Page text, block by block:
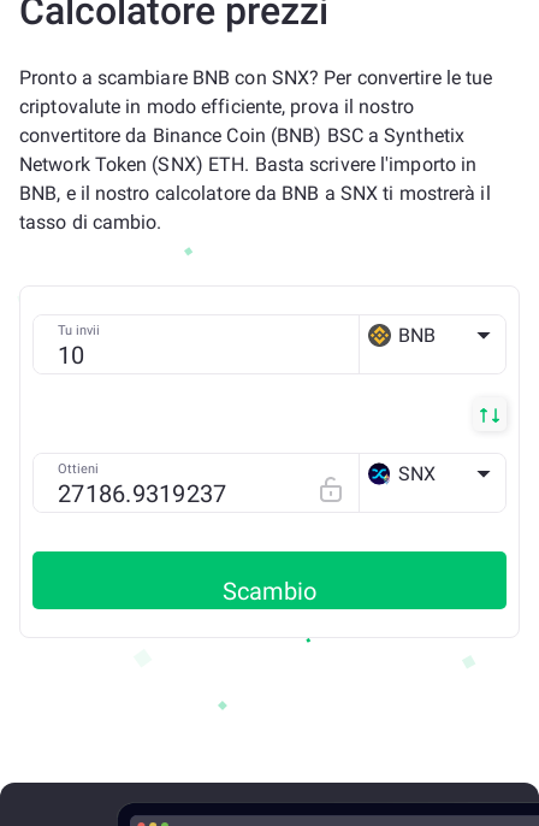
Calcolatore prezzi
Pronto a scambiare BNB con SNX? Per convertire le tue
criptovalute in modo efficiente, prova il nostro
convertitore da Binance Coin (BNB) BSC a Synthetix
Network Token (SNX) ETH. Basta scrivere l'importo in
BNB, e il nostro calcolatore da BNB a SNX ti mostrerà il
tasso di cambio.
Tu invii BNB
Ottieni SNX
Scambio